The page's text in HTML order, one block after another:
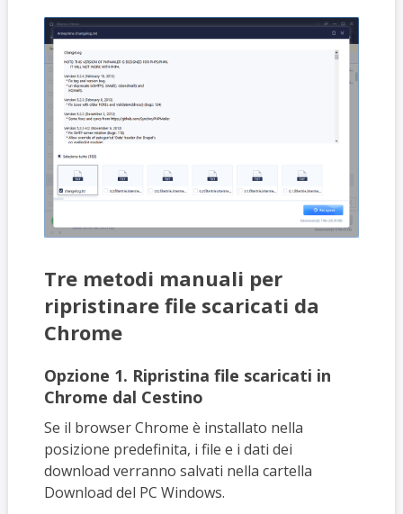
Tre metodi manuali per
ripristinare file scaricati da
Chrome
Opzione 1. Ripristina file scaricati in
Chrome dal Cestino
Se il browser Chrome è installato nella
posizione predefinita, i file e i dati dei
download verranno salvati nella cartella
Download del PC Windows.